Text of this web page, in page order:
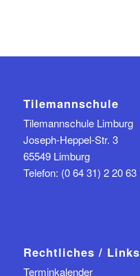
Tilemannschule
Tilemannschule Limburg
Joseph-Heppel-Str. 3
65549 Limburg
Telefon: (0 64 31) 2 20 63
Rechtliches / Links
Terminkalender